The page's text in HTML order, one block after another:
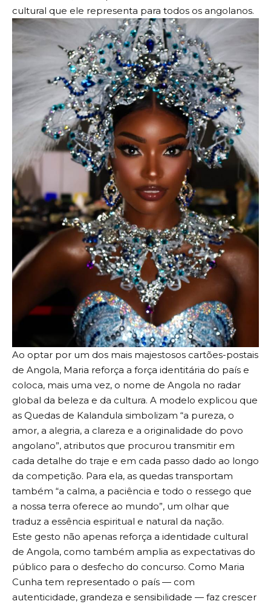
cultural que ele representa para todos os angolanos.
Ao optar por um dos mais majestosos cartões-postais
de Angola, Maria reforça a força identitária do país e
coloca, mais uma vez, o nome de Angola no radar
global da beleza e da cultura. A modelo explicou que
as Quedas de Kalandula simbolizam “a pureza, o
amor, a alegria, a clareza e a originalidade do povo
angolano”, atributos que procurou transmitir em
cada detalhe do traje e em cada passo dado ao longo
da competição. Para ela, as quedas transportam
também “a calma, a paciência e todo o ressego que
a nossa terra oferece ao mundo”, um olhar que
traduz a essência espiritual e natural da nação.
Este gesto não apenas reforça a identidade cultural
de Angola, como também amplia as expectativas do
público para o desfecho do concurso. Como Maria
Cunha tem representado o país — com
autenticidade, grandeza e sensibilidade — faz crescer